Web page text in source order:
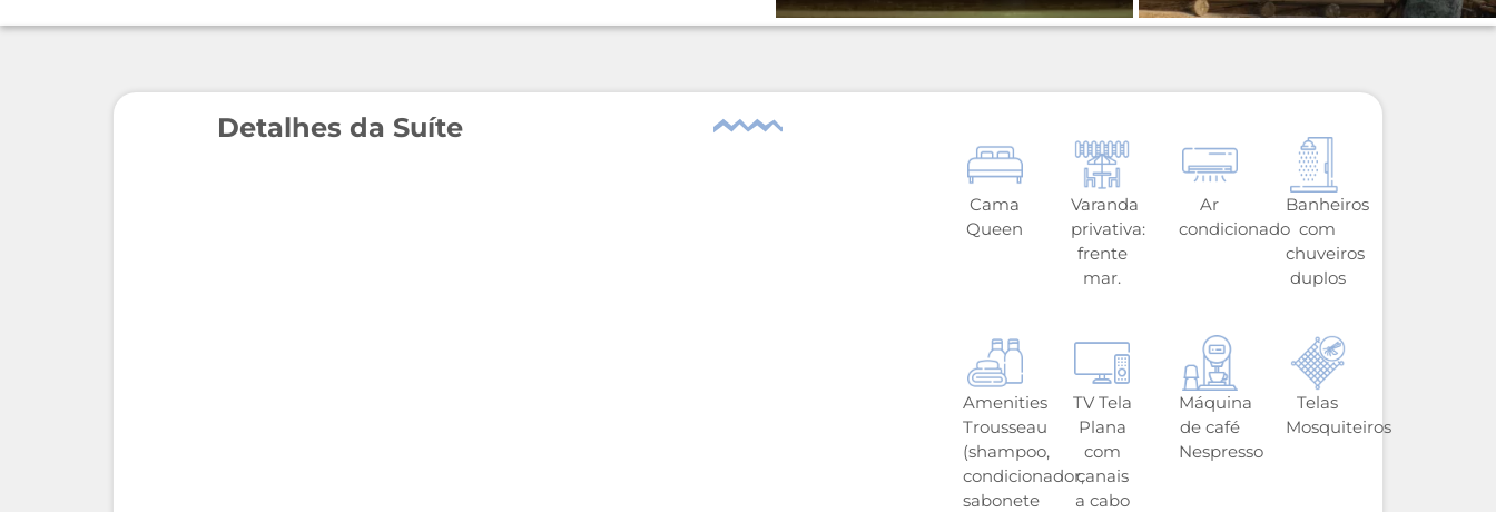
Detalhes da Suíte
Cama
Queen
Varanda
privativa:
frente
mar.
Ar
condicionado
Banheiros
com
chuveiros
duplos
Amenities
Trousseau
(shampoo,
condicionador,
sabonete
TV Tela
Plana
com
canais
a cabo
Máquina
de café
Nespresso
Telas
Mosquiteiros